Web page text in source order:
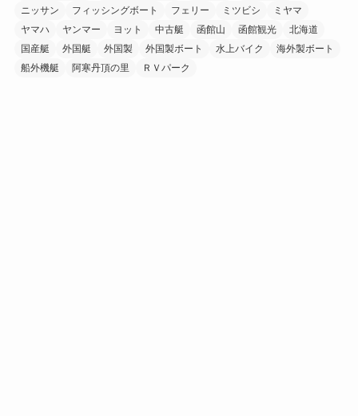
ニッサン
フィッシングボート フェリー ミツビシ
ミヤマ
ヤマハ
ヤンマー ヨット 中古艇 函館山 函館観光
北海道
国産艇
外国艇 外国製 外国製ボート 水上バイク
海外製ボート
船外機艇
阿寒丹頂の里 ＲＶパーク